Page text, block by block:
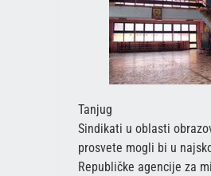
Tanjug
Sindikati u oblasti
prosvete mogli bi u
Republičke agencije za